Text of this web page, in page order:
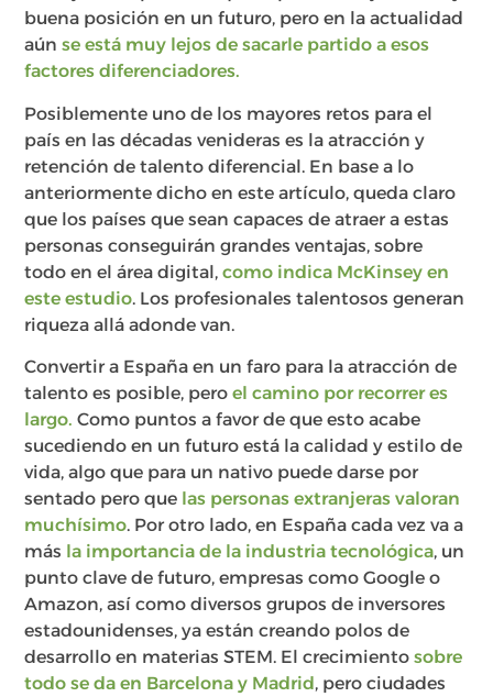
buena posición en un futuro, pero en la actualidad
aúnse está muy lejos de sacarle partido a esos
factores diferenciadores.
Posiblemente uno de los mayores retos para el
país en las décadas venideras es la atracción y
retención de talento diferencial. En base a lo
anteriormente dicho en este artículo, queda claro
que los países que sean capaces de atraer a estas
personas conseguirán grandes ventajas, sobre
todo en el área digital,como indica McKinsey en
este estudio. Los profesionales talentosos generan
riqueza allá adonde van.
Convertir a España en un faro para la atracción de
talento es posible, peroel camino por recorrer es
largo. Como puntos a favor de que esto acabe
sucediendo en un futuro está la calidad y estilo de
vida, algo que para un nativo puede darse por
sentado pero que las personas extranjeras valoran
muchísimo. Por otro lado, en España cada vez va a
más la importancia de la industria tecnológica, un
punto clave de futuro, empresas como Google o
Amazon, así como diversos grupos de inversores
estadounidenses, ya están creando polos de
desarrollo en materias STEM. El crecimientosobre
todo se da en Barcelona y Madrid, pero ciudades